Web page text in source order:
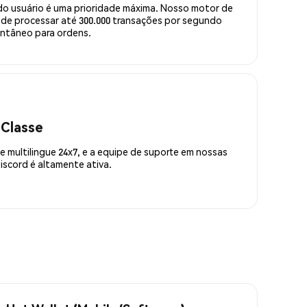
usuário é uma prioridade máxima. Nosso motor de
processar até 300.000 transações por segundo
para ordens.
24x7, e a equipe de suporte em nossas
é altamente ativa.